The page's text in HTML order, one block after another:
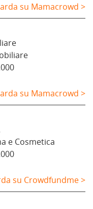
su Mamacrowd >
su Mamacrowd >
e Cosmetica
su Crowdfundme >